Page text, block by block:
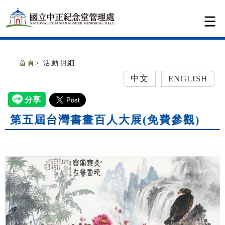
跳到主要內容
網站導覽
::: 首頁 > 活動明細
中文 ENGLISH
第五屆台灣書畫百人大展(免費參觀)